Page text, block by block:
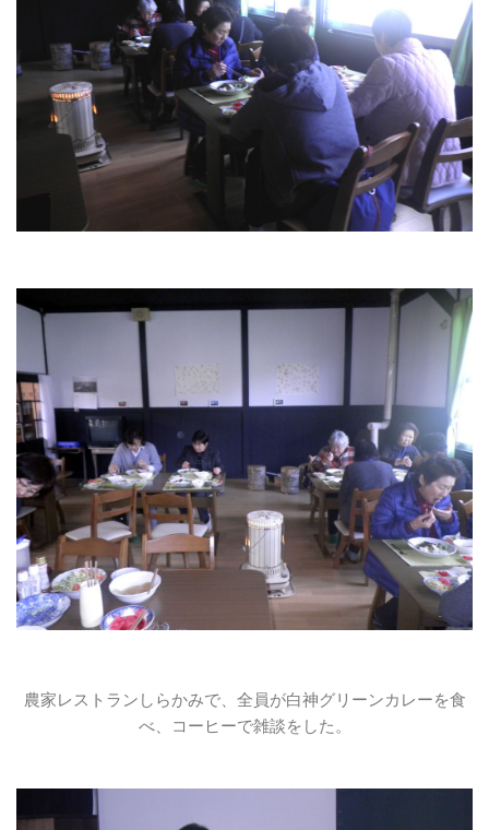
農家レストランしらかみで、全員が白神グリーンカレーを食
べ、コーヒーで雑談をした。